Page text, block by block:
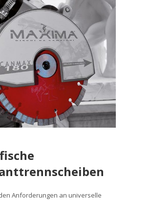
Anforderungen an universelle